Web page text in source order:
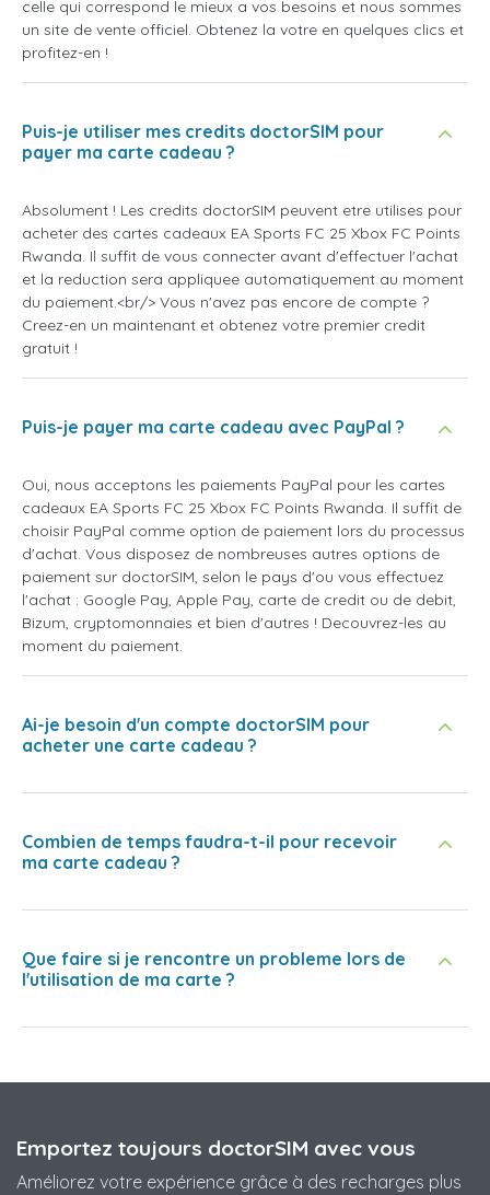
celle qui correspond le mieux a vos besoins et nous sommes
un site de vente officiel. Obtenez la votre en quelques clics et
profitez-en !
Puis-je utiliser mes credits doctorSIM pour
payer ma carte cadeau ?
Absolument ! Les credits doctorSIM peuvent etre utilises pour
acheter des cartes cadeaux EA Sports FC 25 Xbox FC Points
Rwanda. Il suffit de vous connecter avant d'effectuer l'achat
et la reduction sera appliquee automatiquement au moment
du paiement.<br/> Vous n'avez pas encore de compte ?
Creez-en un maintenant et obtenez votre premier credit
gratuit !
Puis-je payer ma carte cadeau avec PayPal ?
Oui, nous acceptons les paiements PayPal pour les cartes
cadeaux EA Sports FC 25 Xbox FC Points Rwanda. Il suffit de
choisir PayPal comme option de paiement lors du processus
d'achat. Vous disposez de nombreuses autres options de
paiement sur doctorSIM, selon le pays d'ou vous effectuez
l'achat : Google Pay, Apple Pay, carte de credit ou de debit,
Bizum, cryptomonnaies et bien d'autres ! Decouvrez-les au
moment du paiement.
Ai-je besoin d'un compte doctorSIM pour
acheter une carte cadeau ?
Combien de temps faudra-t-il pour recevoir
ma carte cadeau ?
Que faire si je rencontre un probleme lors de
l'utilisation de ma carte ?
Emportez toujours doctorSIM avec vous
Améliorez votre expérience grâce à des recharges plus